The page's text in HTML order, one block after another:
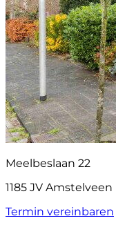
Meelbeslaan 22
1185 JV Amstelveen
Termin vereinbaren